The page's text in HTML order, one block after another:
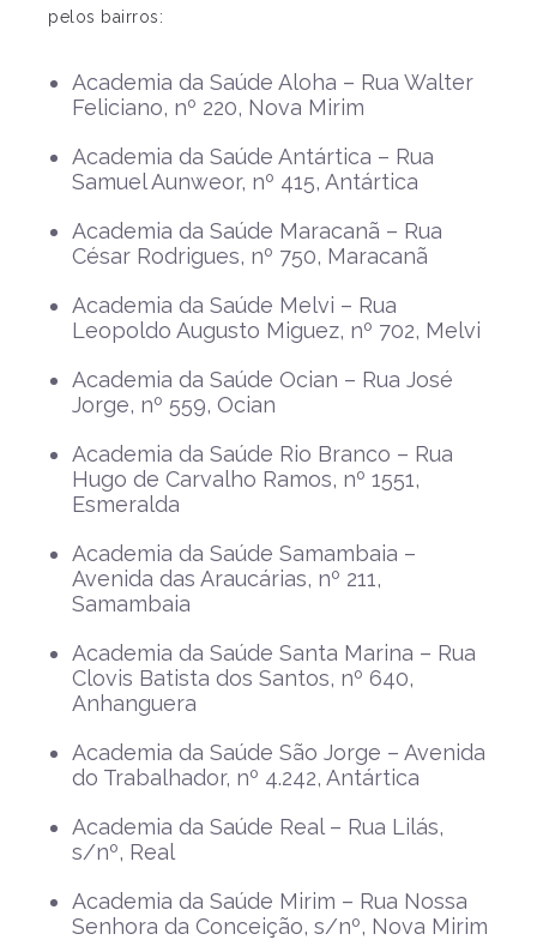
pelos bairros:
Academia da Saúde Aloha – Rua Walter
Feliciano, nº 220, Nova Mirim
Academia da Saúde Antártica – Rua
Samuel Aunweor, nº 415, Antártica
Academia da Saúde Maracanã – Rua
César Rodrigues, nº 750, Maracanã
Academia da Saúde Melvi – Rua
Leopoldo Augusto Miguez, nº 702, Melvi
Academia da Saúde Ocian – Rua José
Jorge, nº 559, Ocian
Academia da Saúde Rio Branco – Rua
Hugo de Carvalho Ramos, nº 1551,
Esmeralda
Academia da Saúde Samambaia –
Avenida das Araucárias, nº 211,
Samambaia
Academia da Saúde Santa Marina – Rua
Clovis Batista dos Santos, nº 640,
Anhanguera
Academia da Saúde São Jorge – Avenida
do Trabalhador, nº 4.242, Antártica
Academia da Saúde Real – Rua Lilás,
s/nº, Real
Academia da Saúde Mirim – Rua Nossa
Senhora da Conceição, s/nº, Nova Mirim